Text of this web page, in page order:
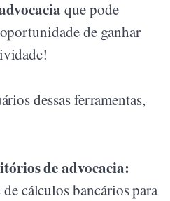
que pode
de ganhar
dessas ferramentas,
de advocacia:
cálculos bancários para